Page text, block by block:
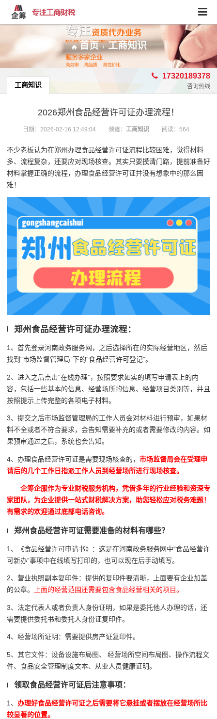
首页 / 工商知识
工商知识
17320189378
咨询热线
2026郑州食品经营许可证办理流程！
日期： 2026-02-16 12:49:04 频道： 工商知识 阅读：564
不少老板认为在郑州办理食品经营许可证流程比较困难，觉得材料
多、流程复杂，还要应对现场核查。其实只要摸清门路，提前准备好
材料掌握正确的流程，办理食品经营许可证并没有想象中的那么困
难！
郑州食品经营许可证办理流程：
1、首先登录河南政务服务网，之后选择所在的实际经营地区，然后
找到“市场监督管理局”下的“食品经营许可登记”。
2、进入之后点击“在线办理”，按照要求如实的填写申请表上的内
容，包括一些基本的信息、经营场所的信息、经营项目类别等，并且
按照提示上传完整的各项电子材料。
3、提交之后市场监督管理局的工作人员会对材料进行预审，如果材
料不全或者不符合要求，会告知需要补充的或者需要修改的内容。如
果预审通过之后，系统也会告知。
4、办理食品经营许可证是需要现场核查的， 市场监督局会在受理申
请后的几个工作日指派工作人员到经营场所进行现场核查。
企筹企服作为专业财税服务机构，凭借多年的行业经验和资深专
家团队，为企业提供一站式财税解决方案，助您轻松应对税务难题！
有需求的欢迎通过底部电话咨询。
郑州食品经营许可证需要准备的材料有哪些？
1、《食品经营许可申请书》：这是在河南政务服务网中“食品经营许
可新办”事项中在线填写打印的，也可以现在后手动填写。
2、营业执照副本复印件：提供的复印件要清晰，上面要有企业加盖
的公章。
上面的经营范围还需要包含食品经营相关的项目。
3、法定代表人或者负责人身份证明，如果是委托他人办理的话，还
需要提供委托书和委托人身份证复印件。
4、经营场所证明：需要提供房产证复印件。
5、其它文件：设备设施布局图、 经营场所空间布局图、操作流程文
件、食品安全管理制度文本、从业人员健康证明。
领取食品经营许可证后注意事项：
1、 办理好食品经营许可证之后需要将它悬挂或者摆放在经营场所比
较显著的位置。